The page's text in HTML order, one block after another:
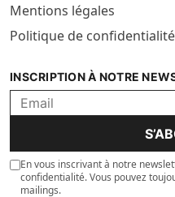
Mentions légales
Politique de confidentialité
INSCRIPTION À NOTRE
En vous inscrivant à notre
confidentialité. Vous pouvez
mailings.